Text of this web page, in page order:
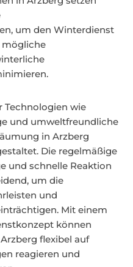
um den Winterdienst
mögliche
Technologien wie
und umweltfreundliche
in Arzberg
Die regelmäßige
und schnelle Reaktion
um die
und
Mit einem
können
flexibel auf
reagieren und